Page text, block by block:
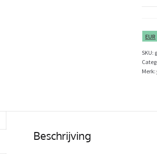
EUR
SKU:
Merk:
Beschrijving